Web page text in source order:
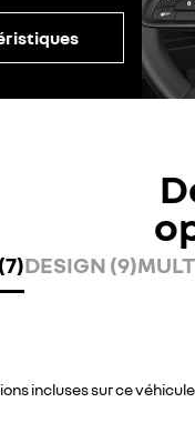
DESIGN (9)
incluses sur ce véhicule